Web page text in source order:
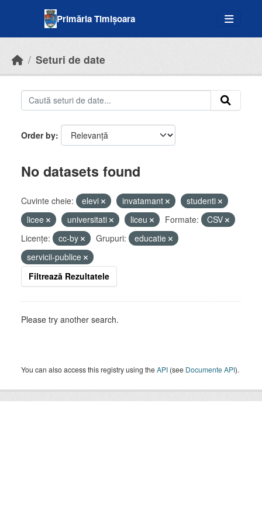
Primăria Timișoara
Seturi de date
Order by
No datasets found
Cuvinte cheie: elevi invatamant
studenti
licee
universitati liceu Formate:
CSV
Licenţe:
cc-by Grupuri:
educatie
servicii-publice
Filtrează Rezultatele
Please try another search.
You can also access this registry using theAPI (see Documente API).